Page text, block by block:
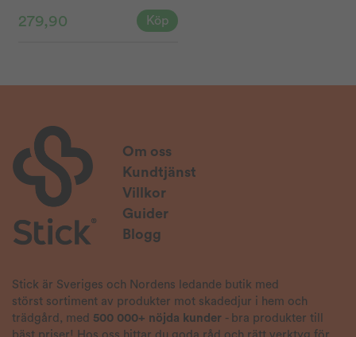
279,90 Köp
Om oss
Kundtjänst
Villkor
Guider
Blogg
Stick är Sveriges och Nordens ledande butik med
störst sortiment av produkter mot skadedjur i hem och
trädgård, med 500 000+ nöjda kunder - bra produkter till